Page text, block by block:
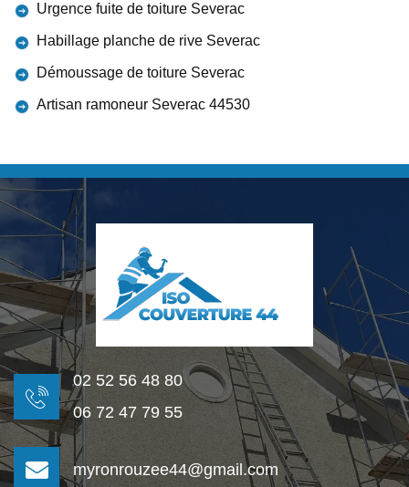
Urgence fuite de toiture Severac
Habillage planche de rive Severac
Démoussage de toiture Severac
Artisan ramoneur Severac 44530
02 52 56 48 80
06 72 47 79 55
myronrouzee44@gmail.com